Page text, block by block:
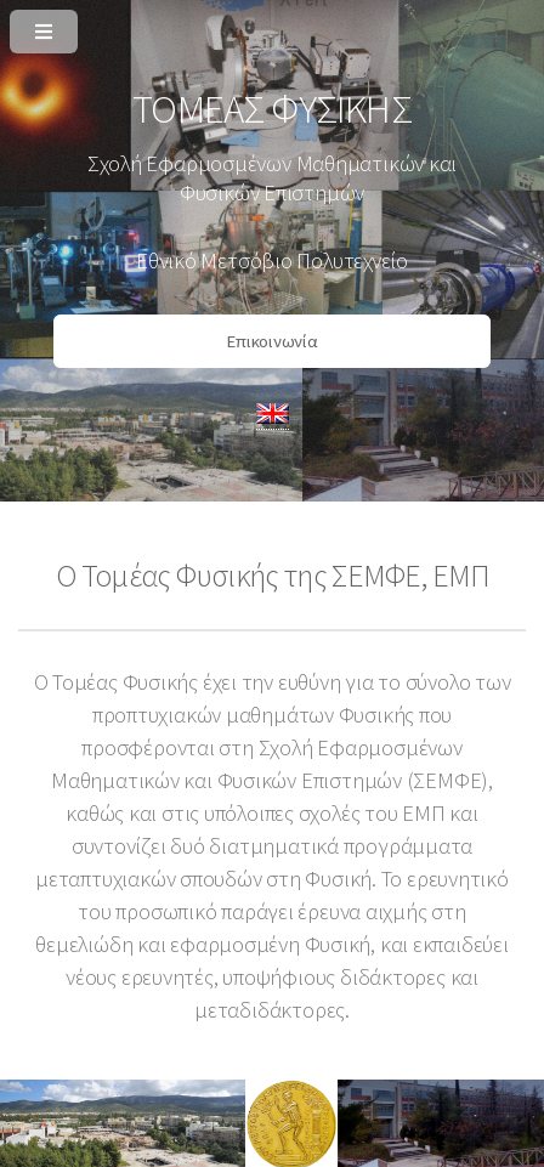
ΤΟΜΕΑΣ ΦΥΣΙΚΗΣ
Σχολή Εφαρμοσμένων Μαθηματικών και
Φυσικών Επιστημών
Εθνικό Μετσόβιο Πολυτεχνείο
Επικοινωνία
Ο Τομέας Φυσικής της ΣΕΜΦΕ, ΕΜΠ
Ο Τομέας Φυσικής έχει την ευθύνη για το σύνολο των
προπτυχιακών μαθημάτων Φυσικής που
προσφέρονται στη Σχολή Εφαρμοσμένων
Μαθηματικών και Φυσικών Επιστημών (ΣΕΜΦΕ),
καθώς και στις υπόλοιπες σχολές του ΕΜΠ και
συντονίζει δυό διατμηματικά προγράμματα
μεταπτυχιακών σπουδών στη Φυσική. Το ερευνητικό
του προσωπικό παράγει έρευνα αιχμής στη
θεμελιώδη και εφαρμοσμένη Φυσική, και εκπαιδεύει
νέους ερευνητές, υποψήφιους διδάκτορες και
μεταδιδάκτορες.